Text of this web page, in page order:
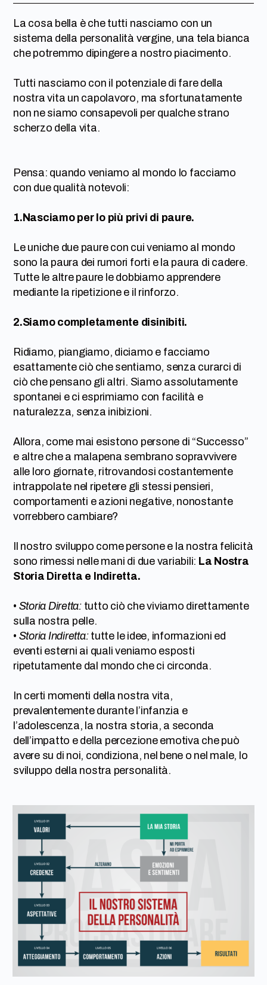
La cosa bella è che tutti nasciamo con un
sistema della personalità vergine, una tela bianca
che potremmo dipingere a nostro piacimento.
Tutti nasciamo con il potenziale di fare della
nostra vita un capolavoro, ma sfortunatamente
non ne siamo consapevoli per qualche strano
scherzo della vita.
Pensa: quando veniamo al mondo lo facciamo
con due qualità notevoli:
1.Nasciamo per lo più privi di paure.
Le uniche due paure con cui veniamo al mondo
sono la paura dei rumori forti e la paura di cadere.
Tutte le altre paure le dobbiamo apprendere
mediante la ripetizione e il rinforzo.
2.Siamo completamente disinibiti.
Ridiamo, piangiamo, diciamo e facciamo
esattamente ciò che sentiamo, senza curarci di
ciò che pensano gli altri. Siamo assolutamente
spontanei e ci esprimiamo con facilità e
naturalezza, senza inibizioni.
Allora, come mai esistono persone di “Successo”
e altre che a malapena sembrano sopravvivere
alle loro giornate, ritrovandosi costantemente
intrappolate nel ripetere gli stessi pensieri,
comportamenti e azioni negative, nonostante
vorrebbero cambiare?
Il nostro sviluppo come persone e la nostra felicità
sono rimessi nelle mani di due variabili: La Nostra
Storia Diretta e Indiretta.
• Storia Diretta:tutto ciò che viviamo direttamente
sulla nostra pelle.
• Storia Indiretta: tutte le idee, informazioni ed
eventi esterni ai quali veniamo esposti
ripetutamente dal mondo che ci circonda.
In certi momenti della nostra vita,
prevalentemente durante l’infanzia e
l’adolescenza, la nostra storia, a seconda
dell’impatto e della percezione emotiva che può
avere su di noi, condiziona, nel bene o nel male, lo
sviluppo della nostra personalità.